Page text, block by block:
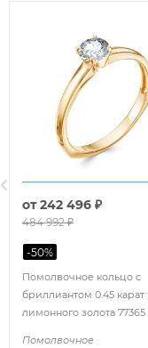
Помолвочное кольцо с
бриллиантом 0.45 карат
лимонного золота 77365
Помолвочное
от242 496 ₽
484 992 ₽
-50%